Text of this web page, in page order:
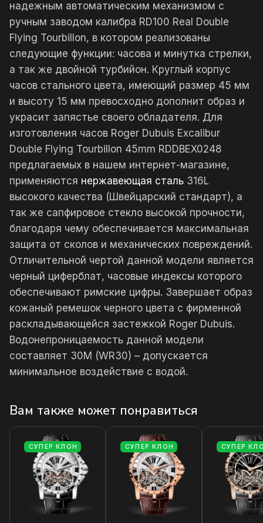
надежным автоматическим механизмом с
ручным заводом калибра RD100 Real Double
Flying Tourbillon, в котором реализованы
следующие функции: часова и минутка стрелки,
а так же двойной турбийон. Круглый корпус
часов стального цвета, имеющий размер 45 мм
и высоту 15 мм превосходно дополнит образ и
украсит запястье своего обладателя. Для
изготовления часов Roger Dubuis Excalibur
Double Flying Tourbillon 45mm RDDBEX0248
предлагаемых в нашем интернет-магазине,
применяются нержавеющая сталь 316L
высокого качества (Швейцарский стандарт), а
так же сапфировое стекло высокой прочности,
благодаря чему обеспечивается максимальная
защита от сколов и механических повреждений.
Отличительной чертой данной модели является
черный циферблат, часовые индексы которого
обеспечивают римские цифры. Завершает образ
кожаный ремешок черного цвета с фирменной
раскладывающейся застежкой Roger Dubuis.
Водонепроницаемость данной модели
составляет 30М (WR30) – допускается
минимальное воздействие с водой.
Вам также может понравиться
СУПЕР КЛОН СУПЕР КЛОН СУПЕР